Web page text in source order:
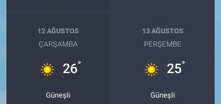
12 AĞUSTOS
ÇARŞAMBA
26°
Güneşli
13 AĞUSTOS
PERŞEMBE
25°
Güneşli